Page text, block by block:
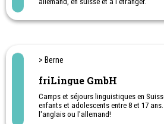
> Berne
friLingue GmbH
Camps et séjours linguistiques en
enfants et adolescents entre 8 et 17
l'anglais ou l'allemand!